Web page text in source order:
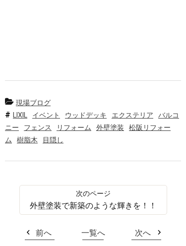
現場ブログ
LIXIL
イベント ウッドデッキ エクステリア
バルコ
ニー
フェンス リフォーム 外壁塗装
松阪リフォー
ム
樹脂木 目隠し
外壁塗装で新築のような輝きを！！
前へ 一覧へ 次へ